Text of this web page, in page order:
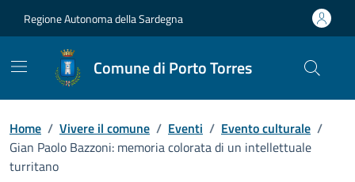
Regione Autonoma della Sardegna
Comune di Porto Torres
Home / Vivere il comune / Eventi / Evento culturale /
Gian Paolo Bazzoni: memoria colorata di un intellettuale
turritano